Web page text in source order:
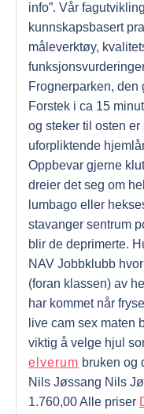
info”. Vår
kunnskapsbasert
måleverktøy,
Frognerparken, den
Forstek i ca 15
og steker til osten
uforpliktende
Oppbevar gjerne
dreier det seg om
lumbago eller
stavanger sentrum
blir de deprimerte.
NAV Jobbklubb
(foran klassen) av
har kommet når
live cam sex maten
viktig å velge hjul
elverum bruken og
Nils Jøssang Nils
1.760,00 Alle priser